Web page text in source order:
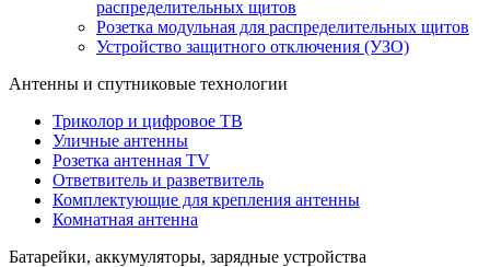
распределительных щитов
Розетка модульная для распределительных щитов
Устройство защитного отключения (УЗО)
Антенны и спутниковые технологии
Триколор и цифровое ТВ
Уличные антенны
Розетка антенная TV
Ответвитель и разветвитель
Комплектующие для крепления антенны
Комнатная антенна
Батарейки, аккумуляторы, зарядные устройства